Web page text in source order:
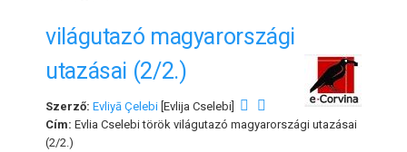
világutazó magyarországi
utazásai (2/2.)
Szerző: Evliyā Çelebi [Evlija Cselebi]
Cím: Evlia Cselebi török világutazó magyarországi utazásai
(2/2.)